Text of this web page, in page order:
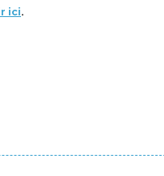
ici.